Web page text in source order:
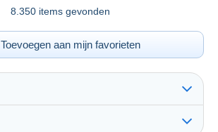
8.350 items gevonden
Toevoegen aan mijn favorieten